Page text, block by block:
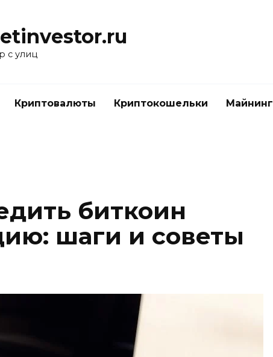
с улиц
Криптовалюты Криптокошельки Майнинг
биткоин
шаги и советы